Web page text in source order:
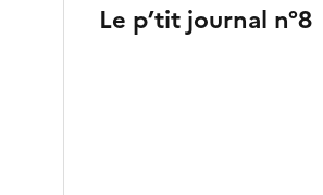
Le p’tit journal n°8